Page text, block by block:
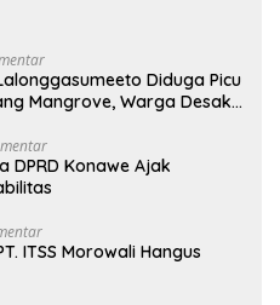
Diduga Picu
Mangrove, Warga Desak
DPRD Konawe Ajak
ITSS Morowali Hangus